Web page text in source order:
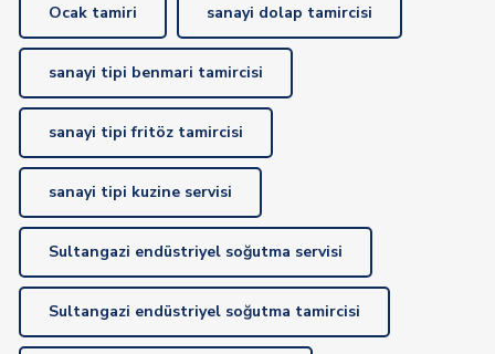
Ocak tamiri sanayi dolap tamircisi
sanayi tipi benmari tamircisi
sanayi tipi fritöz tamircisi
sanayi tipi kuzine servisi
Sultangazi endüstriyel soğutma servisi
Sultangazi endüstriyel soğutma tamircisi